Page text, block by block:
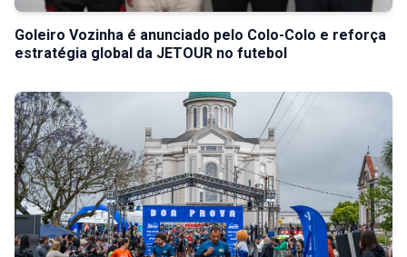
Goleiro Vozinha é anunciado pelo Colo-Colo e reforça
estratégia global da JETOUR no futebol